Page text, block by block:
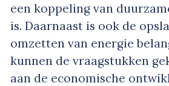
een koppeling van
is. Daarnaast is ook de
omzetten van energie
kunnen de vraagstukken
aan de economische